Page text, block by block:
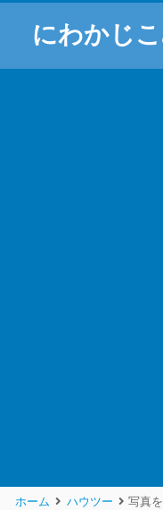
にわかじ
ホーム ハウツー 写真